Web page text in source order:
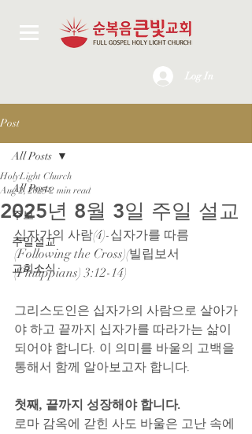
Log In
Post
All Posts
주보
주일설교
교회소식
All Posts
2025년 8월 3일 주일 설교
HolyLight Church
Aug 2, 2025 2 min read
십자가의 사람(4)-십자가를 따름
(Following the Cross)(빌립보서
(Philippians) 3:12-14)
그리스도인은 십자가의 사람으로 살아가
야 하고 끝까지 십자가를 따라가는 삶이
되어야 합니다. 이 의미를 바울의 고백을
통해서 함께 알아보고자 합니다.
첫째, 끝까지 성장해야 합니다.
로마 감옥에 갇힌 사도 바울은 고난 속에